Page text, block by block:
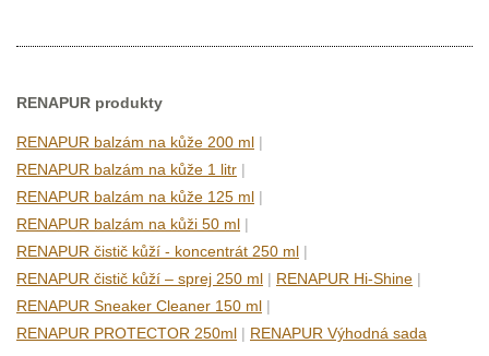
RENAPUR produkty
RENAPUR balzám na kůže 200 ml |
RENAPUR balzám na kůže 1 litr |
RENAPUR balzám na kůže 125 ml |
RENAPUR balzám na kůži 50 ml |
RENAPUR čistič kůží - koncentrát 250 ml |
RENAPUR čistič kůží – sprej 250 ml | RENAPUR Hi-Shine |
RENAPUR Sneaker Cleaner 150 ml |
RENAPUR PROTECTOR 250ml | RENAPUR Výhodná sada